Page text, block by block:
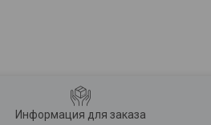
Информация для заказа